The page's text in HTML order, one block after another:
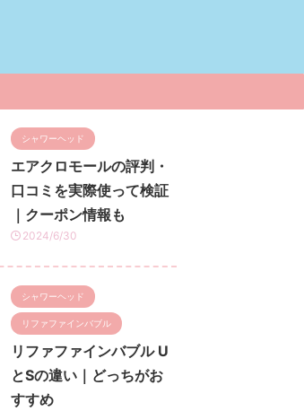
シャワーヘッド
エアクロモールの評判・
口コミを実際使って検証
｜クーポン情報も
2024/6/30
シャワーヘッド
リファファインバブル
リファファインバブル U
とSの違い｜どっちがお
すすめ